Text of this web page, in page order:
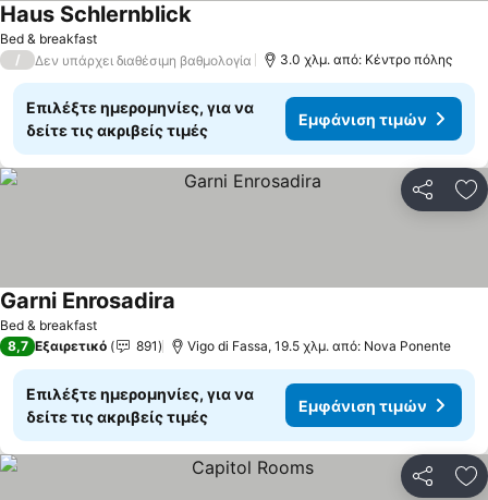
Bed & breakfast
Haus SchlernblickΕμφάνιση τιμών
/ Δεν υπάρχει διαθέσιμη βαθμολογία 3.0 χλμ. από: Κέντρο πόλης
Επιλέξτε ημερομηνίες, για να
δείτε τις ακριβείς τιμές
Εμφάνιση τιμών
Bed & breakfast
Garni Enrosadira
8,7 Εξαιρετικό 891 Vigo di Fassa, 19.5 χλμ. από: Nova Ponente
Επιλέξτε ημερομηνίες, για να
δείτε τις ακριβείς τιμές
Εμφάνιση τιμών